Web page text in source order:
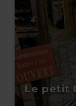
Le petit